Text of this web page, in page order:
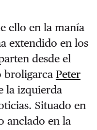
ello en la manía
extendido en los
desde el
broligarca Peter
la izquierda
Situado en
anclado en la